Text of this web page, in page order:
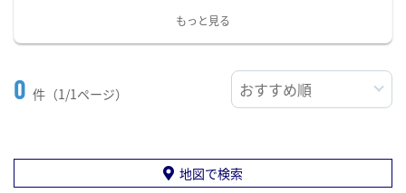
もっと見る
0 件（1/1ページ）
地図で検索